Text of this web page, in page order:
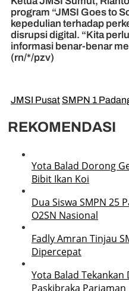
program “JMSI Goes to
kepedulian terhadap
disrupsi digital. “Kita
informasi benar-benar
(rn/*/pzv)
JMSI Pusat SMPN 1
REKOMENDASI
Yota Balad Dorong
Bibit Ikan Koi
Dua Siswa SMPN 25
O2SN Nasional
Fadly Amran Tinjau
Dipercepat
Yota Balad
Paskibraka Pariaman